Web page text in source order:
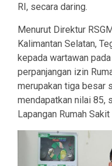
RI, secara daring.
Menurut Direktur
Kalimantan Selatan,
kepada wartawan
perpanjangan izin
merupakan tiga besar
mendapatkan nilai 85,
Lapangan Rumah